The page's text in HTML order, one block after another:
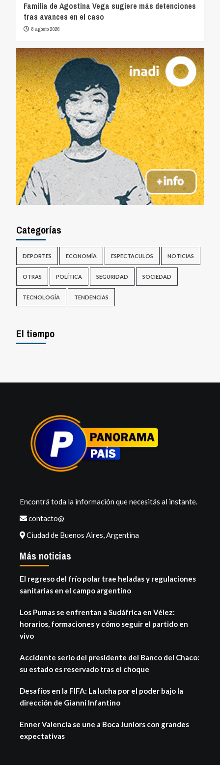
Familia de Agostina Vega sugiere más detenciones
tras avances en el caso
8 agosto 2026
Categorías
DEPORTES ECONOMÍA ESPECTACULOS NOTICIAS
OTRAS POLÍTICA SEGURIDAD SOCIEDAD
TECNOLOGÍA TENDENCIAS
El tiempo
Encontrá toda la información que necesitás al instante.
contacto@
Ciudad de Buenos Aires, Argentina
Más noticias
El regreso del frío polar trae heladas y regulaciones
sanitarias en el campo argentino
Los Pumas se enfrentan a Sudáfrica en Vélez:
horarios, formaciones y cómo seguir el partido en
vivo
Accidente serio del presidente del Banco del Chaco:
su estado es reservado tras el choque
Desafíos en la FIFA: La lucha por el poder bajo la
dirección de Gianni Infantino
Enner Valencia se une a Boca Juniors con grandes
expectativas